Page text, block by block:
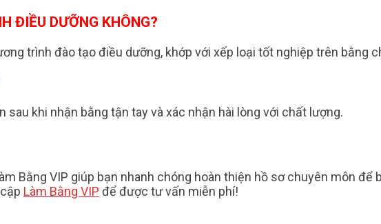
ĐIỀU DƯỠNG KHÔNG?
trình đào tạo điều dưỡng, khớp với xếp loại tốt nghiệp trên bằng
khi nhận bằng tận tay và xác nhận hài lòng với chất lượng.
Bằng VIP giúp bạn nhanh chóng hoàn thiện hồ sơ chuyên môn
Làm Bằng VIP để được tư vấn miễn phí!